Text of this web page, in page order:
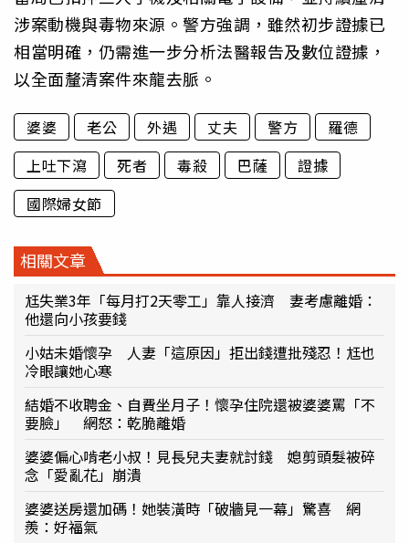
涉案動機與毒物來源。警方強調，雖然初步證據已
相當明確，仍需進一步分析法醫報告及數位證據，
以全面釐清案件來龍去脈。
婆婆 老公 外遇 丈夫 警方
羅德
上吐下瀉
死者 毒殺 巴薩
證據
國際婦女節
相關文章
尪失業3年「每月打2天零工」靠人接濟 妻考慮離婚：
他還向小孩要錢
小姑未婚懷孕 人妻「這原因」拒出錢遭批殘忍！尪也
冷眼讓她心寒
結婚不收聘金、自費坐月子！懷孕住院還被婆婆罵「不
要臉」 網怒：乾脆離婚
婆婆偏心啃老小叔！見長兒夫妻就討錢 媳剪頭髮被碎
念「愛亂花」崩潰
婆婆送房還加碼！她裝潢時「破牆見一幕」驚喜 網
羨：好福氣